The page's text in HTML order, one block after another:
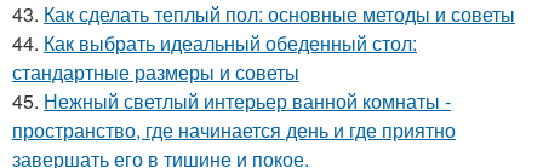
43. Как сделать теплый пол: основные методы и советы
44. Как выбрать идеальный обеденный стол:
стандартные размеры и советы
45. Нежный светлый интерьер ванной комнаты -
пространство, где начинается день и где приятно
завершать его в тишине и покое.